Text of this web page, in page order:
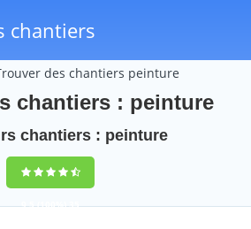
chantiers
des chantiers peinture
chantiers : peinture
chantiers : peinture
9,5(100%)35